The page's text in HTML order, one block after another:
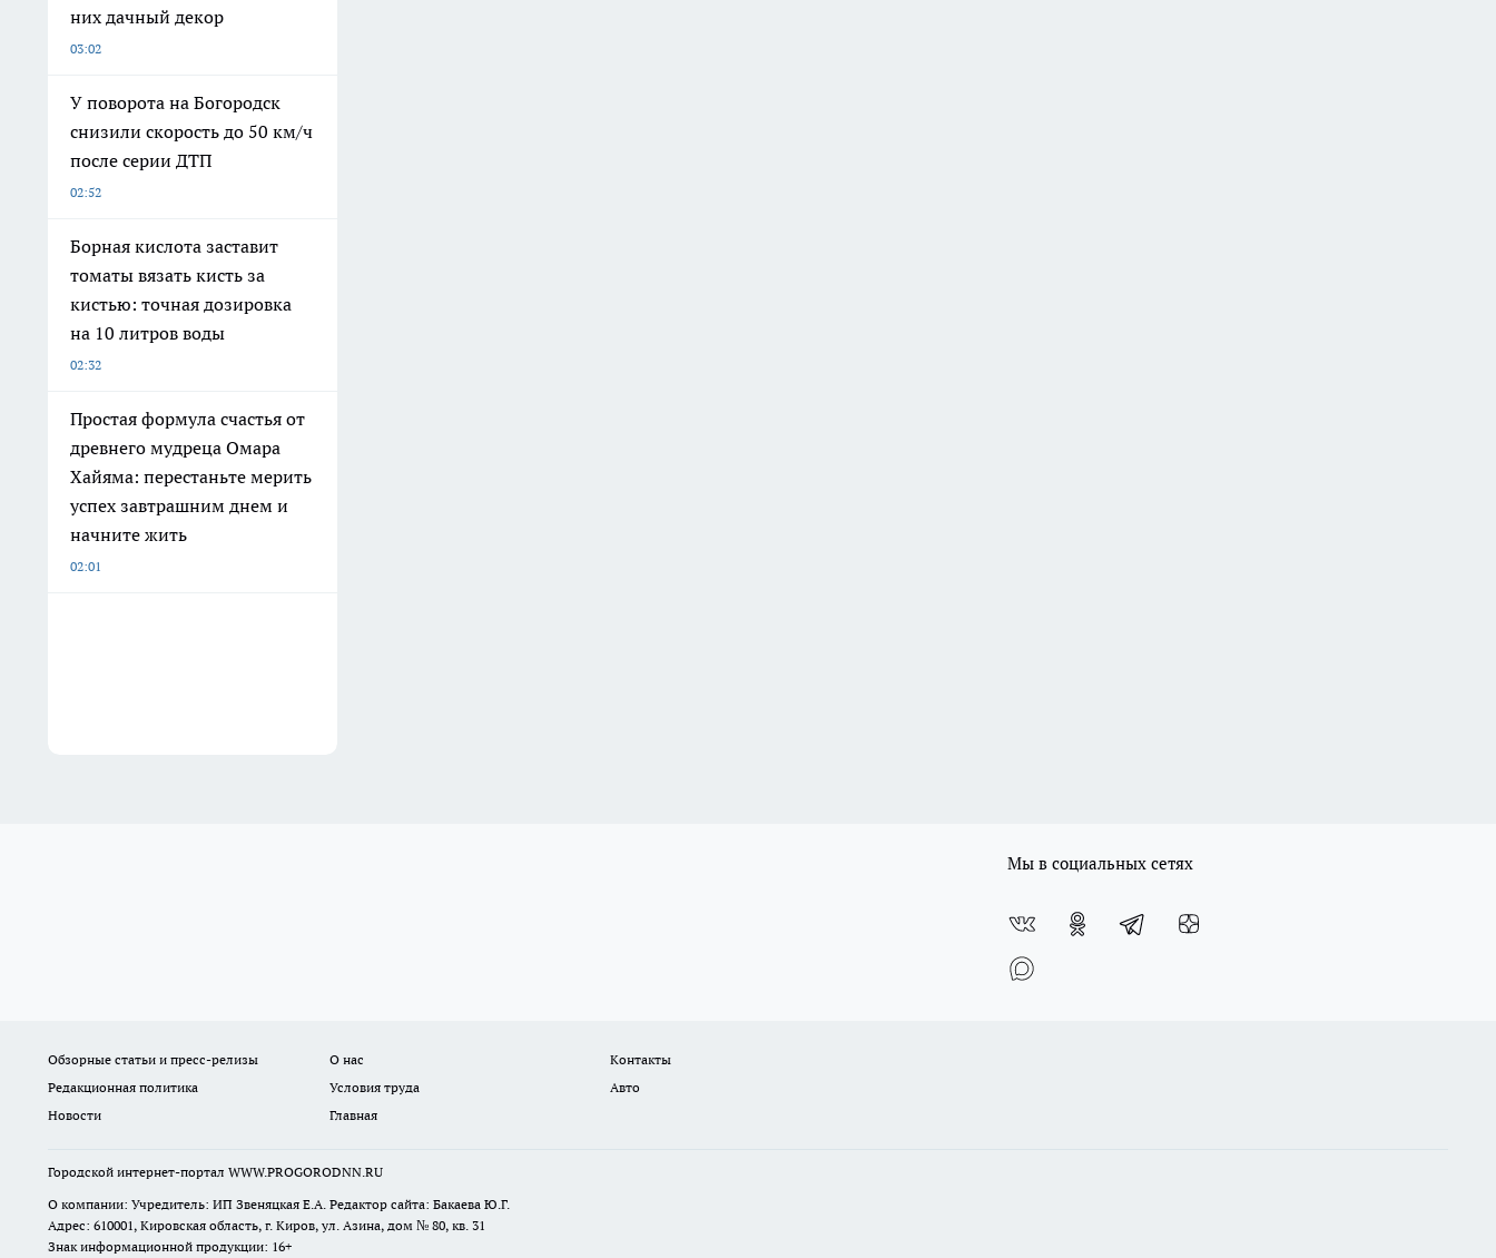
них дачный декор
03:02
У поворота на Богородск
снизили скорость до 50 км/ч
после серии ДТП
02:52
Борная кислота заставит
томаты вязать кисть за
кистью: точная дозировка
на 10 литров воды
02:32
Простая формула счастья от
древнего мудреца Омара
Хайяма: перестаньте мерить
успех завтрашним днем и
начните жить
02:01
Мы в социальных сетях
Обзорные статьи и пресс-релизы О нас
Контакты
Редакционная политика
Условия труда
Авто
Новости
Главная
Городской интернет-портал WWW.PROGORODNN.RU
О компании: Учредитель: ИП Звеняцкая Е.А. Редактор сайта: Бакаева Ю.Г.
Адрес: 610001, Кировская область, г. Киров, ул. Азина, дом № 80, кв. 31
Знак информационной продукции: 16+